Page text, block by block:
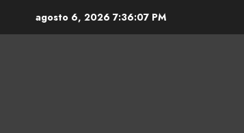
agosto 6, 2026 7:36:08 PM